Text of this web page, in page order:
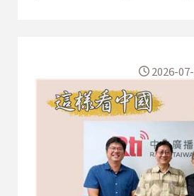
短期內收割戰果，但伊朗展現
導致雙方僵持。這場戰爭已演
大國角力的政治格局洗牌。針
選，王占璽認為這是川普在替
中國領導人習近平談判的籌碼
極蒐集他國個資並干預地方政
利的反效果，中共的介選，其
那般具破壞力。 吳建忠表認為，伊朗在長期受聯合
2026-